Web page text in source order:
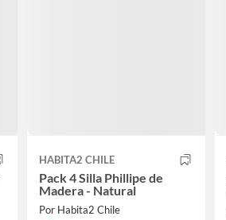
HABITA2 CHILE
Pack 4 Silla Phillipe de
Madera - Natural
Por Habita2 Chile